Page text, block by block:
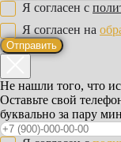
Я согласен с
Я согласен на
Отправить
Не нашли того, что
Оставьте свой
буквально за пару